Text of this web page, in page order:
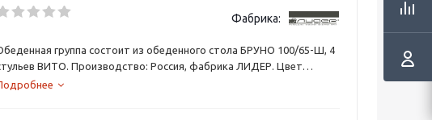
Фабрика:
группа состоит из обеденного стола БРУНО 100/65-Ш, 4
ВИТО. Производство: Россия, фабрика ЛИДЕР. Цвет
— венге, орех с черной патиной и вишня. Столешница